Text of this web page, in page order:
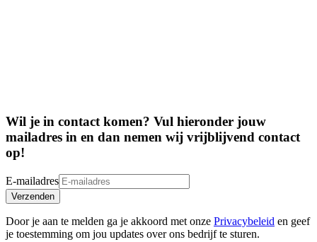
Wil je in contact komen? Vul hieronder jouw
mailadres in en dan nemen wij vrijblijvend contact
op!
E-mailadres
Verzenden
Door je aan te melden ga je akkoord met onze Privacybeleid en geef
je toestemming om jou updates over ons bedrijf te sturen.